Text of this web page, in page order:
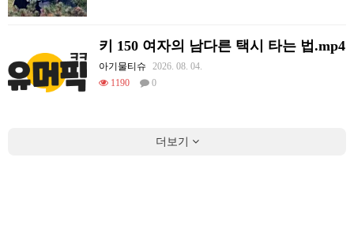
키 150 여자의 남다른 택시 타는 법.mp4
아기물티슈
2026. 08. 04.
1190
0
더보기